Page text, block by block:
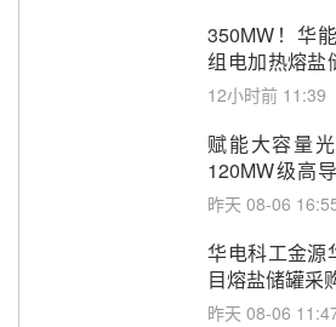
350MW！华
组电加热熔盐
改造项目初步
12小时前 11:39
赋能大容量
120MW级高
型式试验
昨天 08-06
华电科工金源
目熔盐储罐采
昨天 08-06